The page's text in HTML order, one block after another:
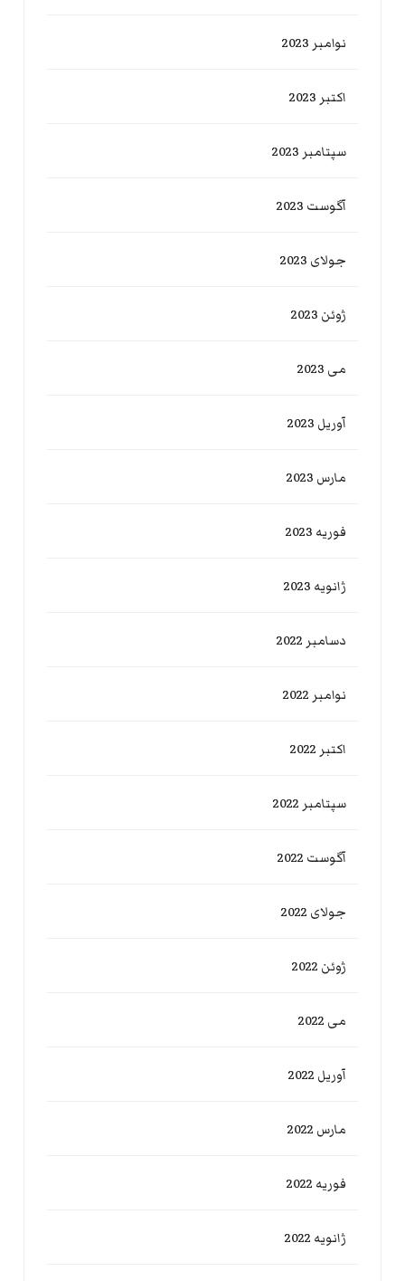
نوامبر 2023
اکتبر 2023
سپتامبر 2023
آگوست 2023
جولای 2023
ژوئن 2023
می 2023
آوریل 2023
مارس 2023
فوریه 2023
ژانویه 2023
دسامبر 2022
نوامبر 2022
اکتبر 2022
سپتامبر 2022
آگوست 2022
جولای 2022
ژوئن 2022
می 2022
آوریل 2022
مارس 2022
فوریه 2022
ژانویه 2022